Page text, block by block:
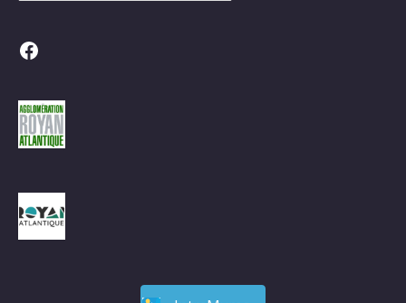
Facebook